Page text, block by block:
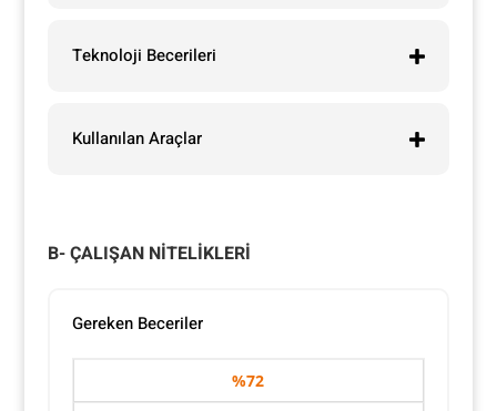
Teknoloji Becerileri
Kullanılan Araçlar
B- ÇALIŞAN NİTELİKLERİ
Gereken Beceriler
%72